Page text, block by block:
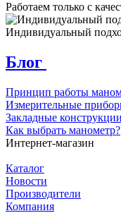
Работаем только с
Индивидуальный
Блог
Принцип работы
Измерительные
Закладные
Как выбрать манометр?
Интернет-магазин
Каталог
Новости
Производители
Компания